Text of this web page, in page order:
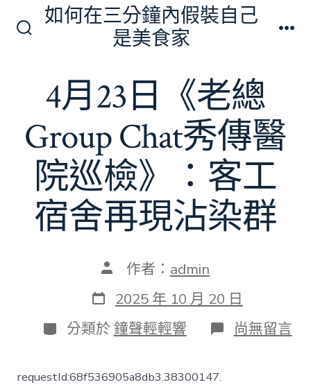
如何在三分鐘內假裝自己
是美食家
4月23日《老總
Group Chat秀傳醫
院巡檢》：客工
宿舍再現沾染群
文
作
者
作者： admin
發
表
日
期
2025 年 10 月 20 日
分
類
分類於 鐘聲輕輕響 在
〈4
尚無留言
requestId:68f536905a8db3.38300147.